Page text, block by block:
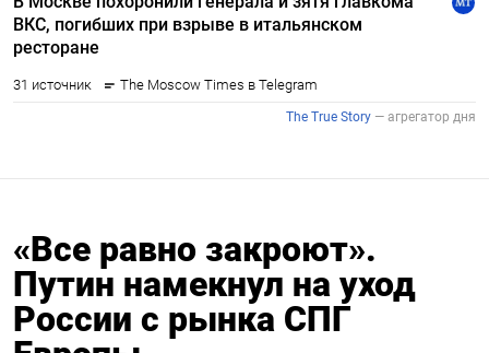
«Все равно закроют».
Путин намекнул на уход
России с рынка СПГ